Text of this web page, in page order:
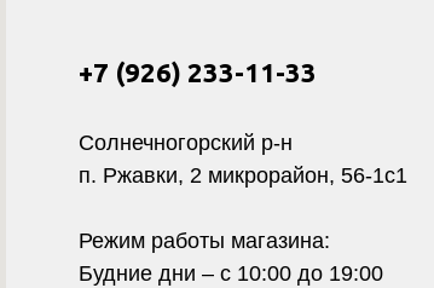
+7 (926) 233-11-33
Солнечногорский р-н
п. Ржавки, 2 микрорайон, 56-1с1
Режим работы магазина:
Будние дни – с 10:00 до 19:00